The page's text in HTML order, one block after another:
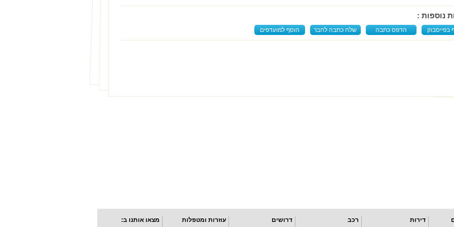
נוספות :
בפייסבוק הדפס כתבה שלח כתבה לחבר הוסף למועדפים
דירות רכב דרושים עוזרות ומטפלות מצאו אותנו ב: